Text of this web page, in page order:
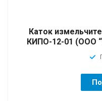
Каток
КИПО-12-01 (ООО